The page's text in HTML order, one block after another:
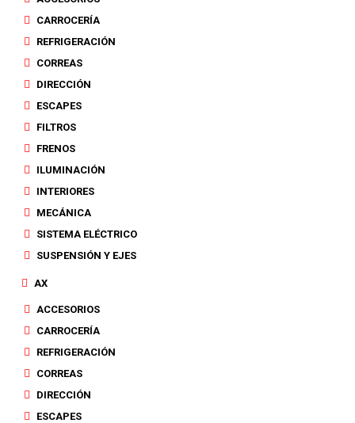
CARROCERÍA
REFRIGERACIÓN
CORREAS
DIRECCIÓN
ESCAPES
FILTROS
FRENOS
ILUMINACIÓN
INTERIORES
MECÁNICA
SISTEMA ELÉCTRICO
SUSPENSIÓN Y EJES
AX
ACCESORIOS
CARROCERÍA
REFRIGERACIÓN
CORREAS
DIRECCIÓN
ESCAPES